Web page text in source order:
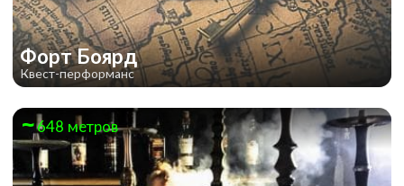
Форт Боярд
Квест-перформанс
648 метров